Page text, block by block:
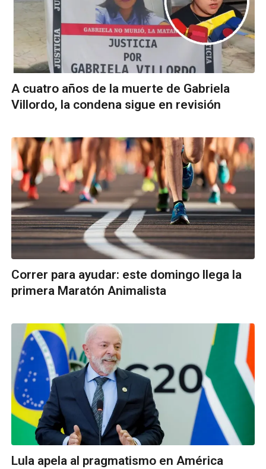
A cuatro años de la muerte de Gabriela
Villordo, la condena sigue en revisión
Correr para ayudar: este domingo llega la
primera Maratón Animalista
Lula apela al pragmatismo en América